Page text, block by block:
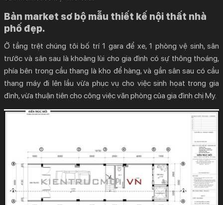
Bản market sơ bộ mẫu thiết kế nội thất nhà
phố đẹp.
Ở tầng trệt chúng tôi bố trí 1 gara để xe, 1 phòng vệ sinh, sân
trước và sân sau là khoảng lùi cho gia đình có sự thông thoáng,
phía bên trong cầu thang là kho để hàng, và gần sân sau có cầu
thang máy đi lên lầu vừa phục vụ cho việc sinh họat trong gia
đình, vừa thuận tiên cho công việc văn phòng của gia đình chị My.